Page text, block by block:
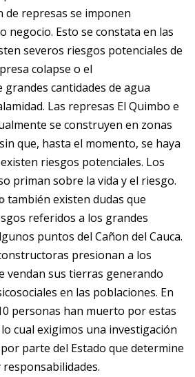
de represas se imponen
negocio. Esto se constata en las
severos riesgos potenciales de
colapse o el
grandes cantidades de agua
Las represas El Quimbo e
se construyen en zonas
que, hasta el momento, se haya
riesgos potenciales. Los
priman sobre la vida y el riesgo.
también existen dudas que
referidos a los grandes
puntos del Cañon del Cauca.
presionan a los
vendan sus tierras generando
en las poblaciones. En
personas han muerto por estas
cual exigimos una investigación
parte del Estado que determine
responsabilidades.